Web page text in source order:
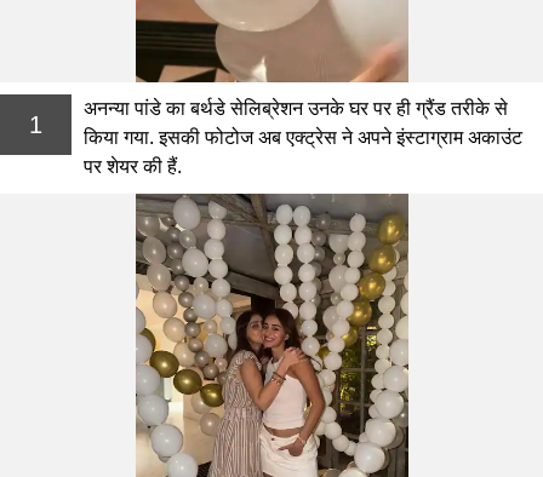
1
अनन्या पांडे का बर्थडे सेलिब्रेशन उनके घर पर ही ग्रैंड तरीके से
किया गया. इसकी फोटोज अब एक्ट्रेस ने अपने इंस्टाग्राम अकाउंट
पर शेयर की हैं.